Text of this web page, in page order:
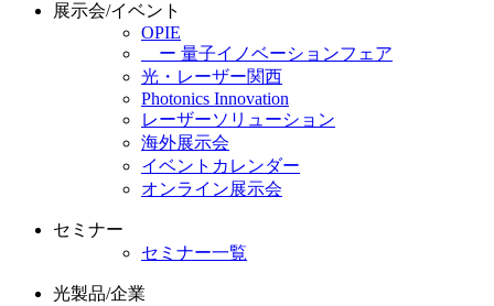
展示会/イベント
OPIE
ー 量子イノベーションフェア
光・レーザー関西
Photonics Innovation
レーザーソリューション
海外展示会
イベントカレンダー
オンライン展示会
セミナー
セミナー一覧
光製品/企業